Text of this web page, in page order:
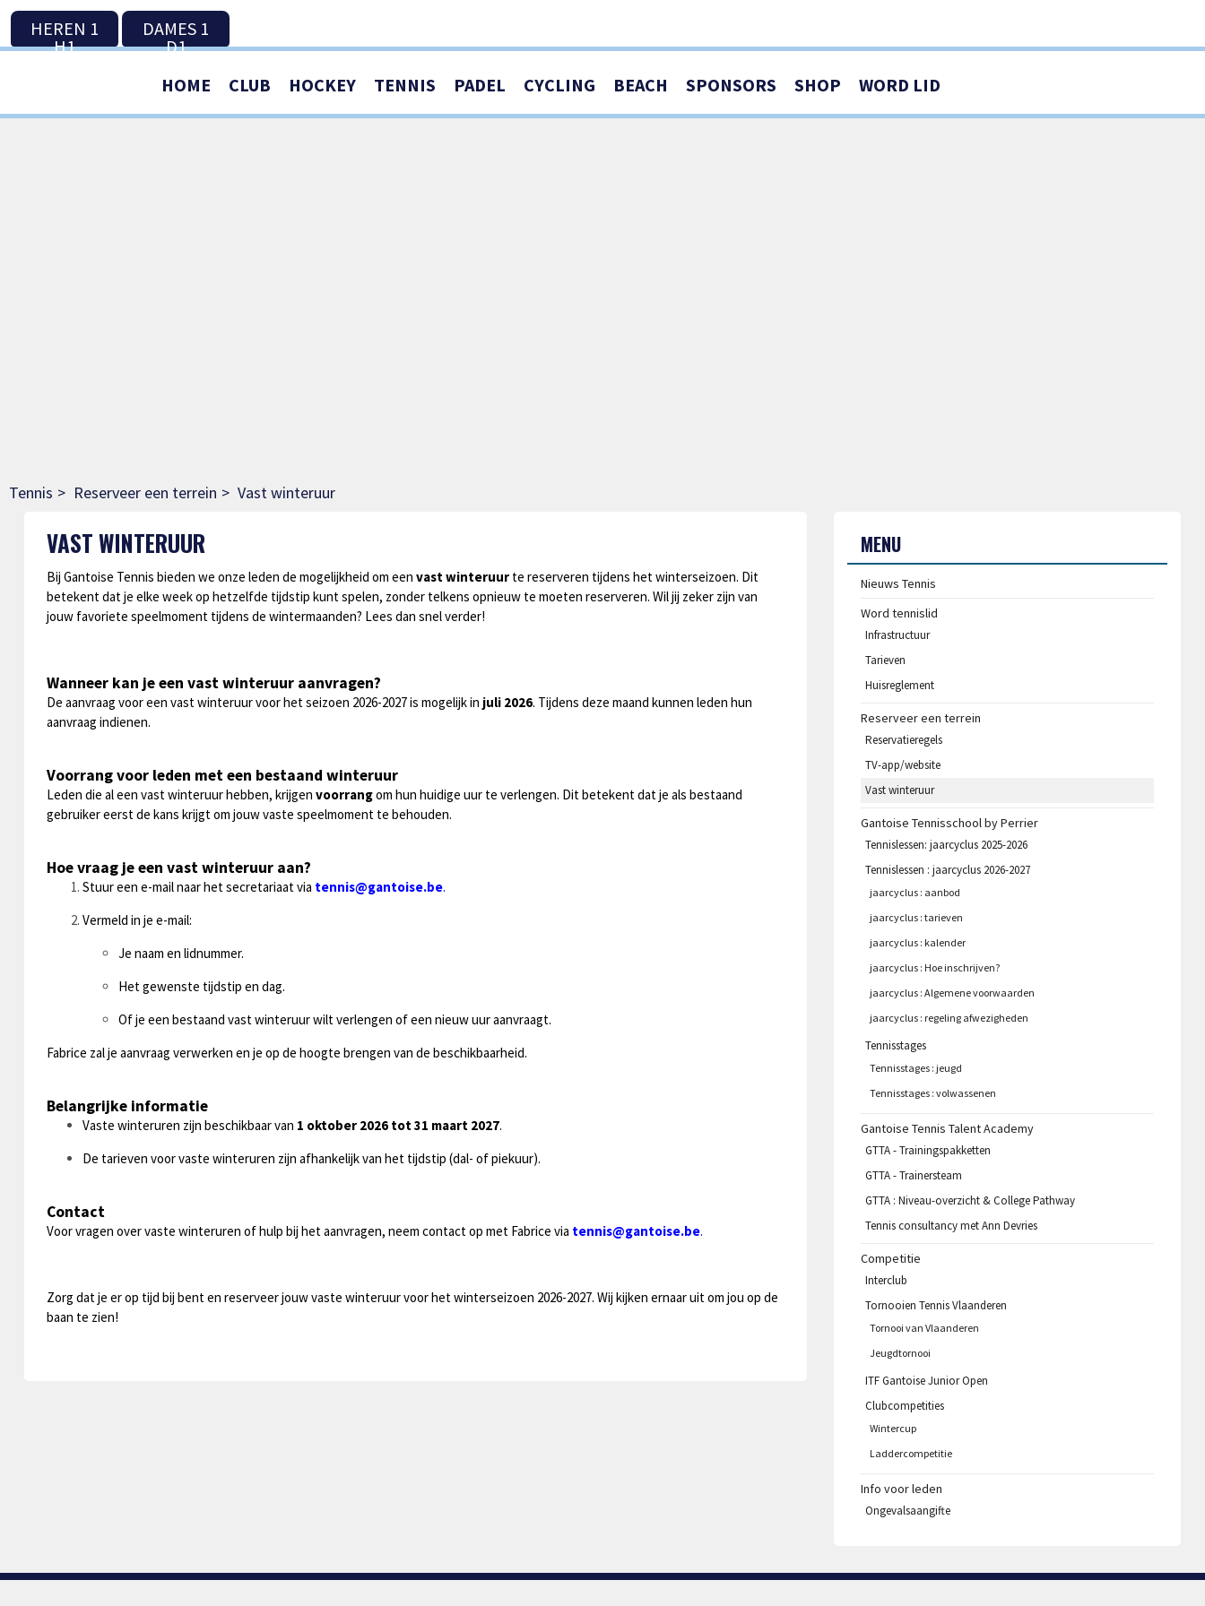
HEREN 1
H1
DAMES 1
D1
HOME
CLUB HOCKEY TENNIS PADEL CYCLING BEACH SPONSORS SHOP WORD LID
Tennis Reserveer een terrein Vast winteruur
VAST WINTERUUR
Bij Gantoise Tennis bieden we onze leden de mogelijkheid om een vast winteruurte reserveren tijdens het winterseizoen. Dit
betekent dat je elke week op hetzelfde tijdstip kunt spelen, zonder telkens opnieuw te moeten reserveren. Wil jij zeker zijn van
jouw favoriete speelmoment tijdens de wintermaanden? Lees dan snel verder!
Wanneer kan je een vast winteruur aanvragen?
De aanvraag voor een vast winteruur voor het seizoen 2026-2027 is mogelijk in juli 2026. Tijdens deze maand kunnen leden hun
aanvraag indienen.
Voorrang voor leden met een bestaand winteruur
Leden die al een vast winteruur hebben, krijgen voorrangom hun huidige uur te verlengen. Dit betekent dat je als bestaand
gebruiker eerst de kans krijgt om jouw vaste speelmoment te behouden.
Hoe vraag je een vast winteruur aan?
Stuur een e-mail naar het secretariaat via tennis@gantoise.be.
Vermeld in je e-mail:
Je naam en lidnummer.
Het gewenste tijdstip en dag.
Of je een bestaand vast winteruur wilt verlengen of een nieuw uur aanvraagt.
Fabrice zal je aanvraag verwerken en je op de hoogte brengen van de beschikbaarheid.
Belangrijke informatie
Vaste winteruren zijn beschikbaar van 1 oktober 2026 tot 31 maart 2027.
De tarieven voor vaste winteruren zijn afhankelijk van het tijdstip (dal- of piekuur).
Contact
Voor vragen over vaste winteruren of hulp bij het aanvragen, neem contact op met Fabrice via tennis@gantoise.be.
Zorg dat je er op tijd bij bent en reserveer jouw vaste winteruur voor het winterseizoen 2026-2027. Wij kijken ernaar uit om jou op de
baan te zien!
MENU
Nieuws Tennis
Word tennislid
Infrastructuur
Tarieven
Huisreglement
Reserveer een terrein
Reservatieregels
TV-app/website
Vast winteruur
Gantoise Tennisschool by Perrier
Tennislessen: jaarcyclus 2025-2026
Tennislessen : jaarcyclus 2026-2027
jaarcyclus : aanbod
jaarcyclus : tarieven
jaarcyclus : kalender
jaarcyclus : Hoe inschrijven?
jaarcyclus : Algemene voorwaarden
jaarcyclus : regeling afwezigheden
Tennisstages
Tennisstages : jeugd
Tennisstages : volwassenen
Gantoise Tennis Talent Academy
GTTA - Trainingspakketten
GTTA - Trainersteam
GTTA : Niveau-overzicht & College Pathway
Tennis consultancy met Ann Devries
Competitie
Interclub
Tornooien Tennis Vlaanderen
Tornooi van Vlaanderen
Jeugdtornooi
ITF Gantoise Junior Open
Clubcompetities
Wintercup
Laddercompetitie
Info voor leden
Ongevalsaangifte